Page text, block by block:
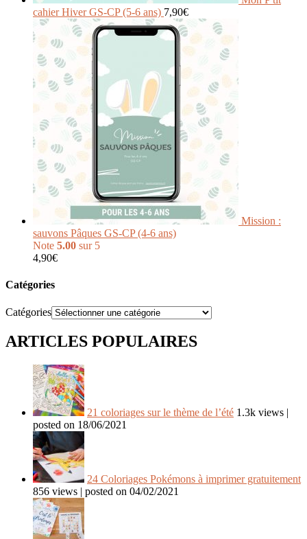
cahier Hiver GS-CP (5-6 ans) 7,90€
Mission :
sauvons Pâques GS-CP (4-6 ans)
Note 5.00 sur 5
4,90€
Catégories
Catégories
ARTICLES POPULAIRES
21 coloriages sur le thème de l’été 1.3k views |
posted on 18/06/2021
24 Coloriages Pokémons à imprimer gratuitement
856 views | posted on 04/02/2021